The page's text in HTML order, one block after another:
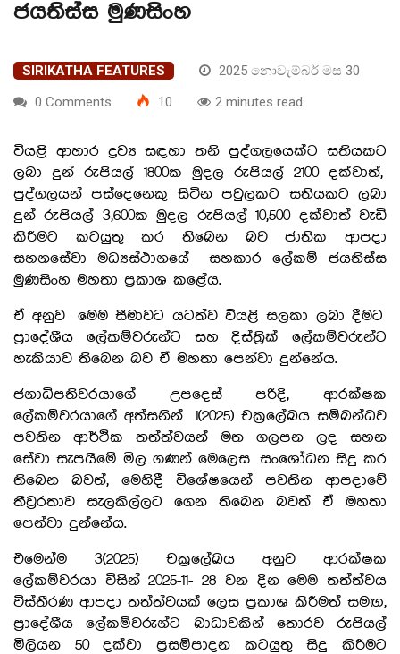
ජයතිස්ස මුණසිංහ
SIRIKATHA FEATURES
2025 නොවැම්බර් මස 30
0 Comments
10 2 minutes read
වියළි ආහාර ද්‍රව්‍ය සඳහා තනි පුද්ගලයෙක්ට සතියකට
ලබා දුන් රුපියල් 1800ක මුදල රුපියල් 2100 දක්වාත්,
පුද්ගලයන් පස්දෙනෙකු සිටින පවුලකට සතියකට ලබා
දුන් රුපියල් 3,600ක මුදල රුපියල් 10,500 දක්වාත් වැඩි
කිරීමට කටයුතු කර තිබෙන බව ජාතික ආපදා
සහනසේවා මධ්‍යස්ථානයේ සහකාර ලේකම් ජයතිස්ස
මුණසිංහ මහතා ප්‍රකාශ කළේය.
ඒ අනුව මෙම සීමාවට යටත්ව වියළි සලකා ලබා දීමට
ප්‍රාදේශීය ලේකම්වරුන්ට සහ දිස්ත්‍රික් ලේකම්වරුන්ට
හැකියාව තිබෙන බව ඒ මහතා පෙන්වා දුන්නේය.
ජනාධිපතිවරයාගේ උපදෙස් පරිදි, ආරක්ෂක
ලේකම්වරයාගේ අත්සනින් 1(2025) චක්‍රලේඛය සම්බන්ධව
පවතින ආර්ථික තත්ත්වයන් මත ගලපන ලද සහන
සේවා සැපයීමේ මිල ගණන් මෙලෙස සංශෝධන සිදු කර
තිබෙන බවත්, මෙහිදී විශේෂයෙන් පවතින ආපදාවේ
තීව්‍රරතාව සැලකිල්ලට ගෙන තිබෙන බවත් ඒ මහතා
පෙන්වා දුන්නේය.
එමෙන්ම 3(2025) චක්‍රලේඛය අනුව ආරක්ෂක
ලේකම්වරයා විසින් 2025-11- 28 වන දින මෙම තත්ත්වය
විස්තීරණ ආපදා තත්ත්වයක් ලෙස ප්‍රකාශ කිරීමත් සමඟ,
ප්‍රාදේශීය ලේකම්වරුන්ට බාධාවකින් තොරව රුපියල්
මිලියන 50 දක්වා ප්‍රසම්පාදන කටයුතු සිදු කිරීමට